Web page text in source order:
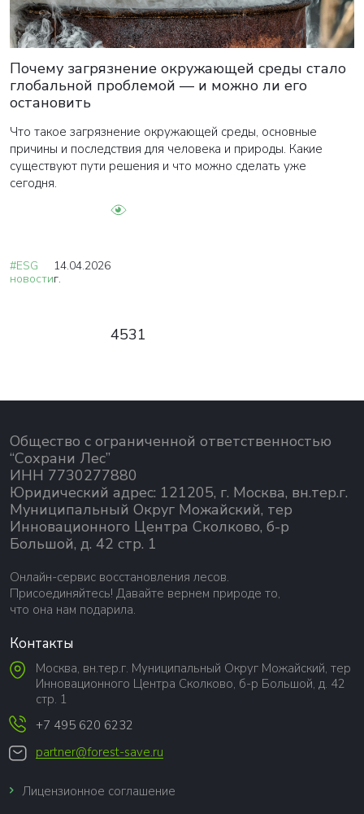
Почему загрязнение окружающей среды стало
глобальной проблемой — и можно ли его
остановить
Что такое загрязнение окружающей среды, основные
причины и последствия для человека и природы. Какие
существуют пути решения и что можно сделать уже
сегодня.
#ESG
новости
14.04.2026
г.
4531
Общество с ограниченной ответственностью
“Сохрани Лес”
ИНН 7730277880
Юридический адрес: 121205, г. Москва, вн.тер.г.
Муниципальный Округ Можайский, тер
Инновационного Центра Сколково, б-р
Большой, д. 42 стр. 1
Онлайн-сервис восстановления лесов.
Присоединяйтесь! Давайте вернем природе то,
что она нам подарила.
Контакты
Москва, вн.тер.г. Муниципальный Округ Можайский, тер
Инновационного Центра Сколково, б-р Большой, д. 42
стр. 1
+7 495 620 6232
partner@forest-save.ru
Лицензионное соглашение